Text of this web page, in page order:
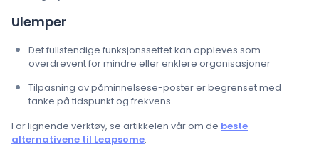
Ulemper
Det fullstendige funksjonssettet kan oppleves som
overdrevent for mindre eller enklere organisasjoner
Tilpasning av påminnelsese-poster er begrenset med
tanke på tidspunkt og frekvens
For lignende verktøy, se artikkelen vår om de beste
alternativene til Leapsome.